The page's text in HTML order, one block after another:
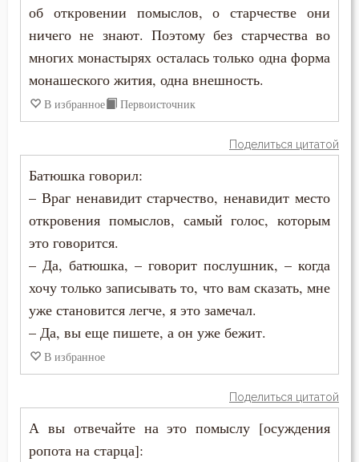
Грех
Дети
Дух Святой
Душа
Животные
Жизнь
Жизнь вечная
Заповеди
Икона
Николай Сербский
Никон Оптинский (Беляев)
Петр Дамаскин
Серафим Саровский
Симеон Новый Богослов
Феолипт Филадельфийский
Феофан Затворник
об откровении помыслов, о старчестве они
ничего не знают. Поэтому без старчества во
многих монастырях осталась только одна форма
монашеского жития, одна внешность.
В избранное Первоисточник
Поделиться цитатой
Батюшка говорил:
– Враг ненавидит старчество, ненавидит место
откровения помыслов, самый голос, которым
это говорится.
– Да, батюшка, – говорит послушник, – когда
хочу только записывать то, что вам сказать, мне
уже становится легче, я это замечал.
– Да, вы еще пишете, а он уже бежит.
В избранное
Поделиться цитатой
А вы отвечайте на это помыслу [осуждения
ропота на старца]: